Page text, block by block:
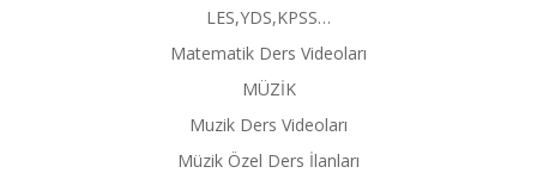
LES,YDS,KPSS…
Matematik Ders Videoları
MÜZİK
Muzik Ders Videoları
Müzik Özel Ders İlanları